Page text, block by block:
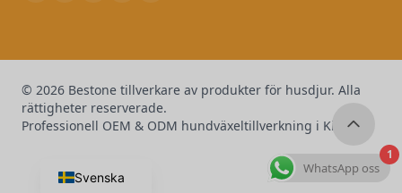
© 2026 Bestone tillverkare av produkter för husdjur. Alla
rättigheter reserverade.
Professionell OEM & ODM hundväxeltillverkning i Kina
1
WhatsApp oss
Svenska